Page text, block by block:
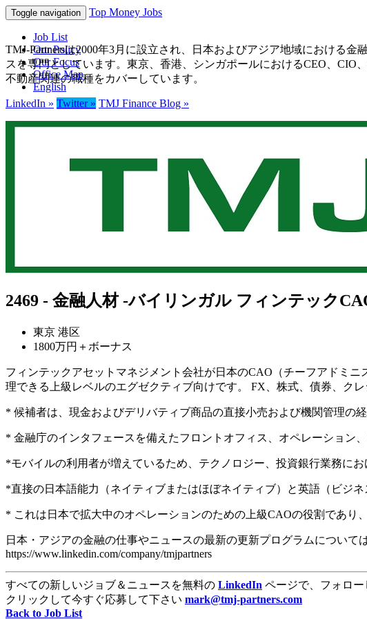
Toggle navigation Top Money Jobs
Job List
Our Policy
Our Focus
Office Map
English
TMJ-Partnersは2000年3月に設立され、日本およびアジア地域における
スを専門としています。東京、香港、シンガポールにおけるCEO、CIO
不動産関連の職種をカバーしています。
LinkedIn » Twitter » TMJ Finance Blog »
2469 - 金融人材 -バイリンガル フィンテック
東京 港区
1800万円＋ボーナス
フィンテックアセットマネジメント会社が日本のCAO（チーフアドミ
理できる上級レベルのエグゼクティブ向けです。 FX、株式、債券、ク
* 候補者は、現金およびデリバティブ商品の直接小売および機関管理の
* 金融庁のインタフェースを備えたフロントオフィス、オペレーション
*モバイルの利用者が増えているため、テクノロジー、投資銀行業務に
*直接の日本語能力（ネイティブまたはほぼネイティブ）と英語（ビジネ
* これは日本で拡大中のオペレーションのための上級CAOの役割であり
日本・アジアの金融の仕事やニュースの最新の更新プログラムについて
https://www.linkedin.com/company/tmjpartners
すべての新しいジョブ＆ニュースを無料の LinkedIn ページで、フォロー
クリックして今すぐ応募して下さい mark@tmj-partners.com
Back to Job List